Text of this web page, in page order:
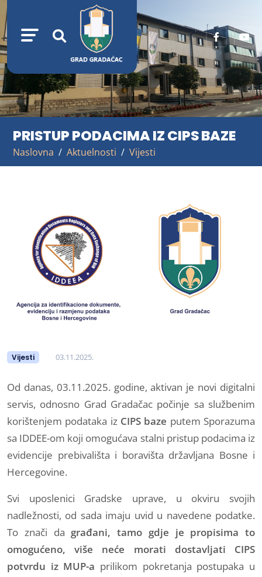
PRISTUP PODACIMA IZ CIPS BAZE
Naslovna Aktuelnosti Vijesti
Vijesti 03.11.2025.
Od danas, 03.11.2025. godine, aktivan je novi digitalni
servis, odnosno Grad Gradačac počinje sa službenim
korištenjem podataka iz CIPS baze putem Sporazuma
sa IDDEE-om koji omogućava stalni pristup podacima iz
evidencije prebivališta i boravišta državljana Bosne i
Hercegovine.
Svi uposlenici Gradske uprave, u okviru svojih
nadležnosti, od sada imaju uvid u navedene podatke.
To znači da građani, tamo gdje je propisima to
omogućeno, više neće morati dostavljati CIPS
potvrdu iz MUP-a prilikom pokretanja postupaka u